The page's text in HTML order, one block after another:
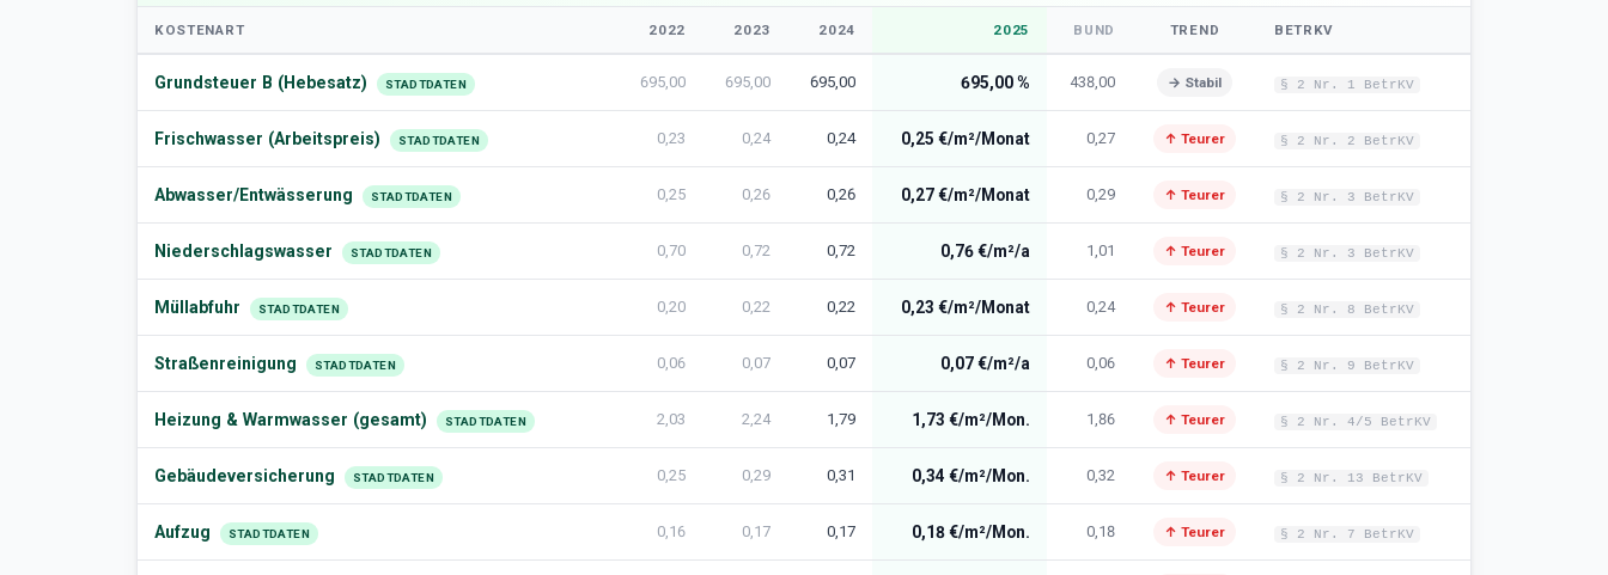
KOSTENART 2022 2023 2024 2025 BUND TREND BETRKV
Grundsteuer B (Hebesatz) STADTDATEN 695,00 695,00 695,00 695,00 % 438,00 → Stabil § 2 Nr. 1 BetrKV
Frischwasser (Arbeitspreis) STADTDATEN 0,23 0,24 0,24 0,25 €/m²/Monat 0,27 ↑ Teurer § 2 Nr. 2 BetrKV
Abwasser/Entwässerung STADTDATEN 0,25 0,26 0,26 0,27 €/m²/Monat 0,29 ↑ Teurer § 2 Nr. 3 BetrKV
Niederschlagswasser STADTDATEN 0,70 0,72 0,72 0,76 €/m²/a 1,01 ↑ Teurer § 2 Nr. 3 BetrKV
Müllabfuhr STADTDATEN 0,20 0,22 0,22 0,23 €/m²/Monat 0,24 ↑ Teurer § 2 Nr. 8 BetrKV
Straßenreinigung STADTDATEN 0,06 0,07 0,07 0,07 €/m²/a 0,06 ↑ Teurer § 2 Nr. 9 BetrKV
Heizung & Warmwasser (gesamt) STADTDATEN 2,03 2,24 1,79 1,73 €/m²/Mon. 1,86 ↑ Teurer § 2 Nr. 4/5 BetrKV
Gebäudeversicherung STADTDATEN 0,25 0,29 0,31 0,34 €/m²/Mon. 0,32 ↑ Teurer § 2 Nr. 13 BetrKV
Aufzug STADTDATEN 0,16 0,17 0,17 0,18 €/m²/Mon. 0,18 ↑ Teurer § 2 Nr. 7 BetrKV